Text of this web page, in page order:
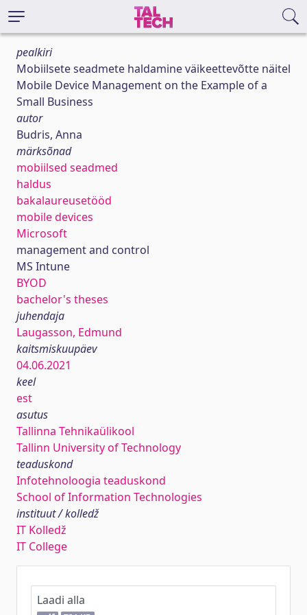
pealkiri
Mobiilsete seadmete haldamine väikeettevõtte näitel
Mobile Device Management on the Example of a
Small Business
autor
Budris, Anna
märksõnad
mobiilsed seadmed
haldus
bakalaureusetööd
mobile devices
Microsoft
management and control
MS Intune
BYOD
bachelor's theses
juhendaja
Laugasson, Edmund
kaitsmiskuupäev
04.06.2021
keel
est
asutus
Tallinna Tehnikaülikool
Tallinn University of Technology
teaduskond
Infotehnoloogia teaduskond
School of Information Technologies
instituut / kolledž
IT Kolledž
IT College
Laadi alla